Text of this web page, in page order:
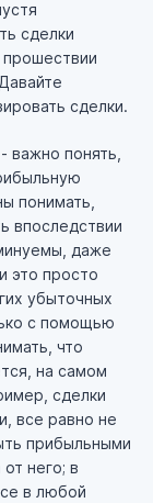
сделки
прошествии
сделки.
важно понять,
понимать,
впоследствии
даже
это просто
убыточных
с помощью
что
на самом
сделки
все равно не
прибыльными
него; в
в любой